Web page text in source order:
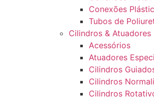
Conexões
Tubos de
Cilindros & Atuadores
Acessórios
Atuadores
Cilindros
Cilindros
Cilindros